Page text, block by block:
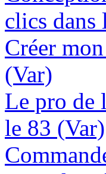
clics dans
Créer
(Var)
Le pro de
le 83 (Var)